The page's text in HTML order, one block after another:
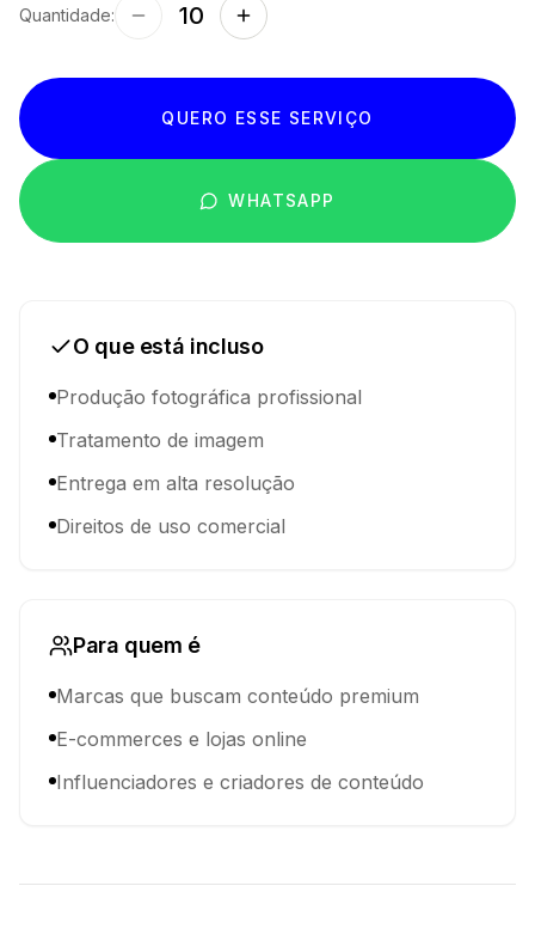
Quantidade: 10
QUERO ESSE SERVIÇO
WHATSAPP
O que está incluso
Produção fotográfica profissional
Tratamento de imagem
Entrega em alta resolução
Direitos de uso comercial
Para quem é
Marcas que buscam conteúdo premium
E-commerces e lojas online
Influenciadores e criadores de conteúdo